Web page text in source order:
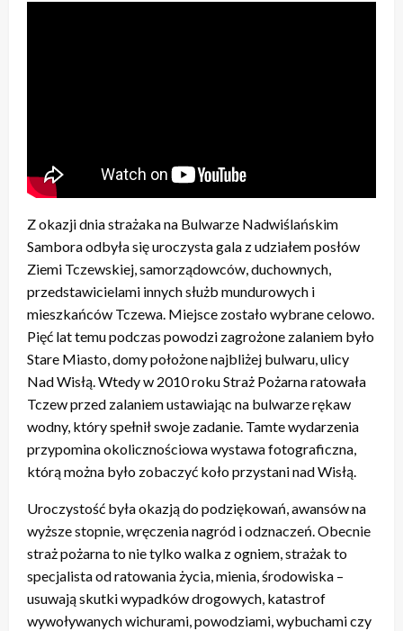
Z okazji dnia strażaka na Bulwarze Nadwiślańskim
Sambora odbyła się uroczysta gala z udziałem posłów
Ziemi Tczewskiej, samorządowców, duchownych,
przedstawicielami innych służb mundurowych i
mieszkańców Tczewa. Miejsce zostało wybrane celowo.
Pięć lat temu podczas powodzi zagrożone zalaniem było
Stare Miasto, domy położone najbliżej bulwaru, ulicy
Nad Wisłą. Wtedy w 2010 roku Straż Pożarna ratowała
Tczew przed zalaniem ustawiając na bulwarze rękaw
wodny, który spełnił swoje zadanie. Tamte wydarzenia
przypomina okolicznościowa wystawa fotograficzna,
którą można było zobaczyć koło przystani nad Wisłą.
Uroczystość była okazją do podziękowań, awansów na
wyższe stopnie, wręczenia nagród i odznaczeń. Obecnie
straż pożarna to nie tylko walka z ogniem, strażak to
specjalista od ratowania życia, mienia, środowiska –
usuwają skutki wypadków drogowych, katastrof
wywoływanych wichurami, powodziami, wybuchami czy